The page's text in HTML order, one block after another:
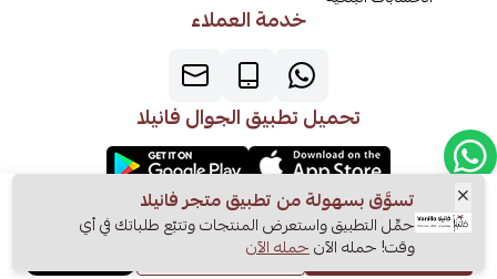
اشتري الآن
خدمة العملاء
تحميل تطبيق الجوال فانيلا
السجل التجاري
1010331297
الرقم الضريبي
311293279700003
تسوَّق بسهولة من تطبيق متجر فانيلا
حمِّل التطبيق واستعرض المنتجات وتتبّع طلباتك في أي
وقت! حمله الآنحمله الآن